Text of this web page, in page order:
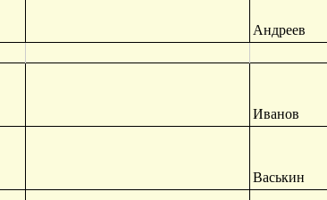
Андреев
Иванов
Васькин